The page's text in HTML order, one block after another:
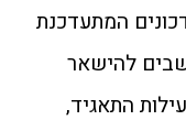
המתעדכנת
להישאר
התאגיד,